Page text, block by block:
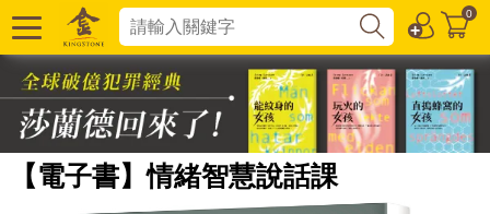
0
【電子書】情緒智慧說話課